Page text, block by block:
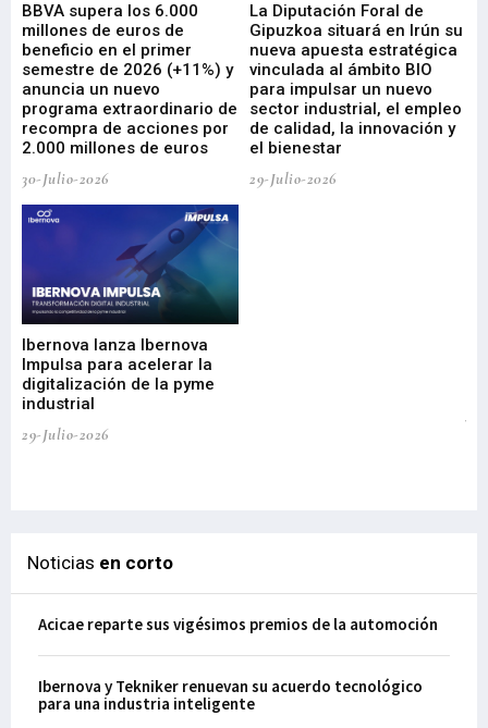
BBVA supera los 6.000
millones de euros de
beneficio en el primer
semestre de 2026 (+11%) y
anuncia un nuevo
programa extraordinario de
recompra de acciones por
2.000 millones de euros
30-Julio-2026
La Diputación Foral de
Gipuzkoa situará en Irún su
nueva apuesta estratégica
vinculada al ámbito BIO
para impulsar un nuevo
sector industrial, el empleo
de calidad, la innovación y
el bienestar
29-Julio-2026
Ibernova lanza Ibernova
Impulsa para acelerar la
digitalización de la pyme
industrial
29-Julio-2026
Noticias en corto
Acicae reparte sus vigésimos premios de la automoción
Ibernova y Tekniker renuevan su acuerdo tecnológico
para una industria inteligente